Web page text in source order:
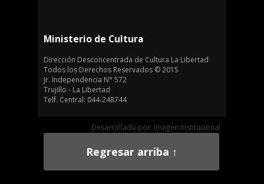
Ministerio de Cultura
Dirección Desconcentrada de Cultura La Libertad
Todos los Derechos Reservados © 2015
Jr. Independencia N° 572
Trujillo - La Libertad
Telf. Central: 044-248744
Desarrollado por: Imagen Institucional
Regresar arriba ↑